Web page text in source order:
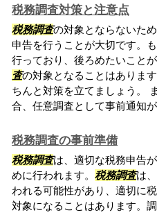
税務調査対策と注意点
税務調査の対象とならないた
申告を行うことが大切です。
行っており、後ろめたいこと
査の対象となることはありま
ちんと対策を立てましょう。 ま
合、任意調査として事前通知
税務調査の事前準備
税務調査は、適切な税務申告
めに行われます。 税務調査は
われる可能性があり、適切に
対象になることはあります。